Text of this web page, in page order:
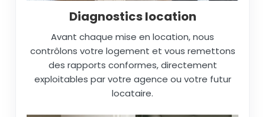
Diagnostics location
Avant chaque mise en location, nous
contrôlons votre logement et vous remettons
des rapports conformes, directement
exploitables par votre agence ou votre futur
locataire.